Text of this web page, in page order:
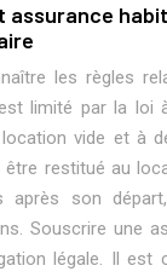
assurance
les règles
limité par la loi
vide et à
restitué au
après son
Souscrire une
légale. Il est